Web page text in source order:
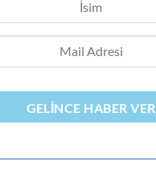
GELINCE HABER VER